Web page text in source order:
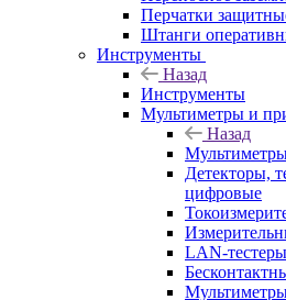
Перчатки
Штанги
Инструменты
Назад
Инструменты
Мультиметры и
Назад
Детекторы,
цифровые
LAN-